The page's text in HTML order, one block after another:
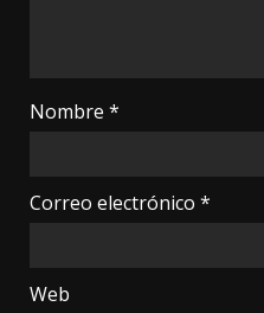
Nombre *
Correo electrónico *
Web